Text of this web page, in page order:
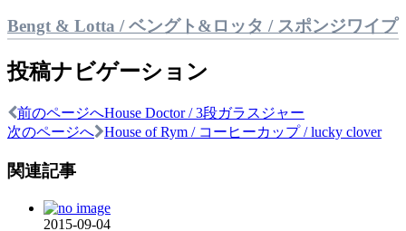
Bengt & Lotta / ベングト&ロッタ / スポンジワイプ
投稿ナビゲーション
前のページへHouse Doctor / 3段ガラスジャー
次のページへ
House of Rym / コーヒーカップ / lucky clover
関連記事
2015-09-04